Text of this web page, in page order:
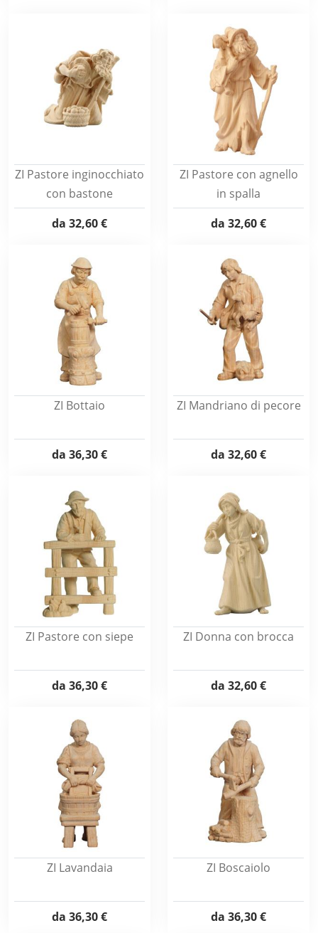
ZI Pastore inginocchiato
con bastone
da 32,60 €
ZI Pastore con agnello
in spalla
da 32,60 €
ZI Bottaio
da 36,30 €
ZI Mandriano di pecore
da 32,60 €
ZI Pastore con siepe
da 36,30 €
ZI Donna con brocca
da 32,60 €
ZI Lavandaia
da 36,30 €
ZI Boscaiolo
da 36,30 €